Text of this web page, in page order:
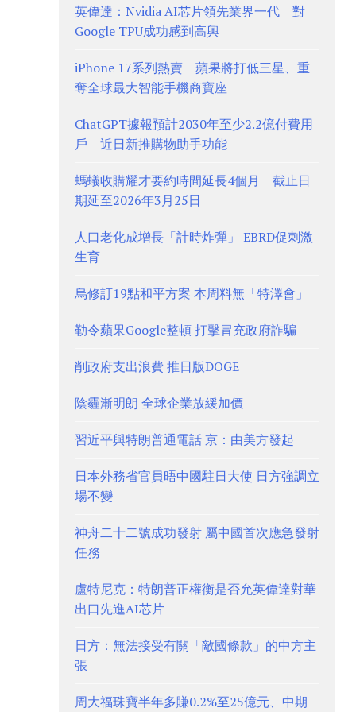
英偉達：Nvidia AI芯片領先業界一代 對
Google TPU成功感到高興
iPhone 17系列熱賣 蘋果將打低三星、重
奪全球最大智能手機商寶座
ChatGPT據報預計2030年至少2.2億付費用
戶 近日新推購物助手功能
螞蟻收購耀才要約時間延長4個月 截止日
期延至2026年3月25日
人口老化成增長「計時炸彈」 EBRD促刺激
生育
烏修訂19點和平方案 本周料無「特澤會」
勒令蘋果Google整頓 打擊冒充政府詐騙
削政府支出浪費 推日版DOGE
陰霾漸明朗 全球企業放緩加價
習近平與特朗普通電話 京：由美方發起
日本外務省官員晤中國駐日大使 日方強調立
場不變
神舟二十二號成功發射 屬中國首次應急發射
任務
盧特尼克：特朗普正權衡是否允英偉達對華
出口先進AI芯片
日方：無法接受有關「敵國條款」的中方主
張
周大福珠寶半年多賺0.2%至25億元、中期